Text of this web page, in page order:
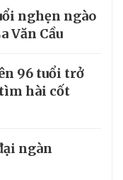
nghẹn ngào
Văn Cầu
96 tuổi trở
hài cốt
ngàn